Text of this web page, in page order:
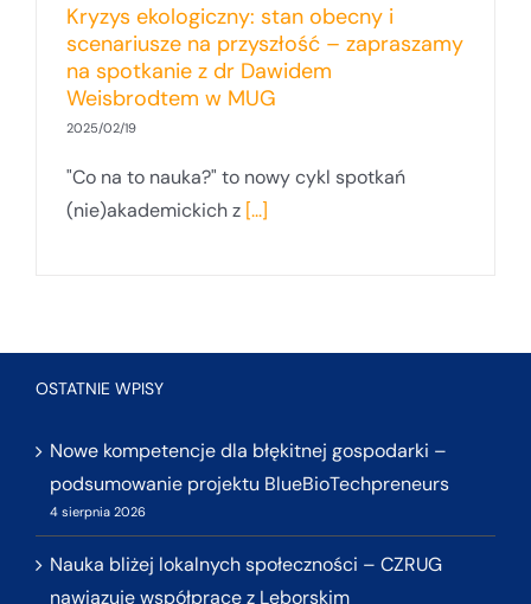
Kryzys ekologiczny: stan obecny i
scenariusze na przyszłość – zapraszamy
na spotkanie z dr Dawidem
Weisbrodtem w MUG
2025/02/19
"Co na to nauka?" to nowy cykl spotkań
(nie)akademickich z [...]
OSTATNIE WPISY
Nowe kompetencje dla błękitnej gospodarki –
podsumowanie projektu BlueBioTechpreneurs
4 sierpnia 2026
Nauka bliżej lokalnych społeczności – CZRUG
nawiązuje współpracę z Lęborskim